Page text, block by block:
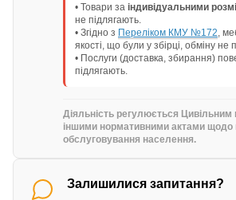
• Товари за індивідуальними
не підлягають.
• Згідно з Переліком КМУ №172 ,
якості, що були у збірці, обміну не
• Послуги (доставка, збирання)
підлягають.
Діяльність регулюється Цивільним
іншими нормативними актами щодо
обслуговування населення.
Залишилися запитання?